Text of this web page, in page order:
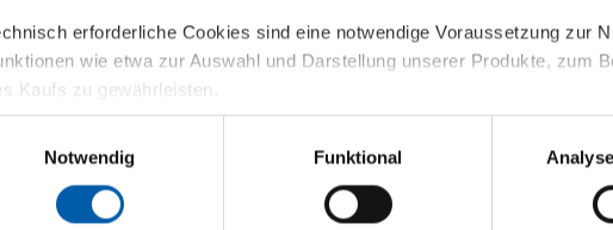
erforderliche Cookies sind eine notwendige Voraussetzung zur
wie etwa zur Auswahl und Darstellung unserer Produkte, zum
Kaufs zu gewährleisten.
die Darstellung personalisierter Angebote, Anzeigen und Inhalte
für Marketing-, Statistik- und Tracking-Zwecke zur Analyse und
Informationen. Diese übermitteln wir in anonymisierter
Notwendig
Funktional